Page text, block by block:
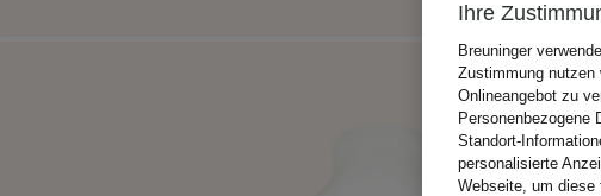
Ihre
Breuninger
Zustimmung nutzen
Onlineangebot zu
Personenbezogene
Standort-
personalisierte
Webseite, um diese